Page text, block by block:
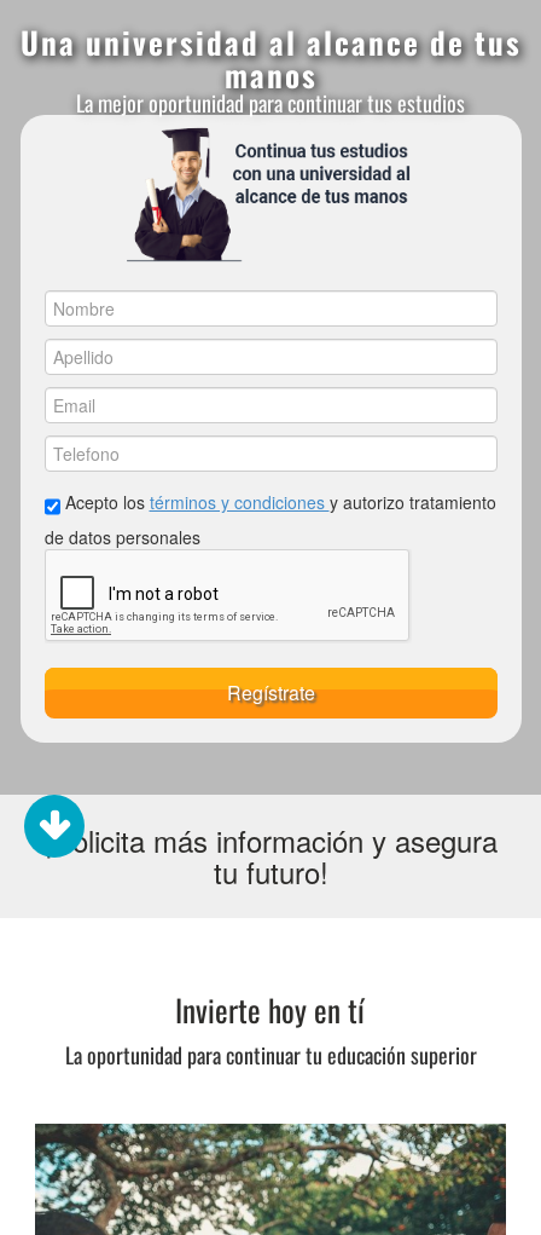
Una universidad al alcance de tus
manos
La mejor oportunidad para continuar tus estudios
MÁS INFORMACIÓN AQUÍ
Acepto los términos y condiciones y autorizo tratamiento
de datos personales
Regístrate
¡Solicita más información y asegura
tu futuro!
Invierte hoy en tí
La oportunidad para continuar tu educación superior